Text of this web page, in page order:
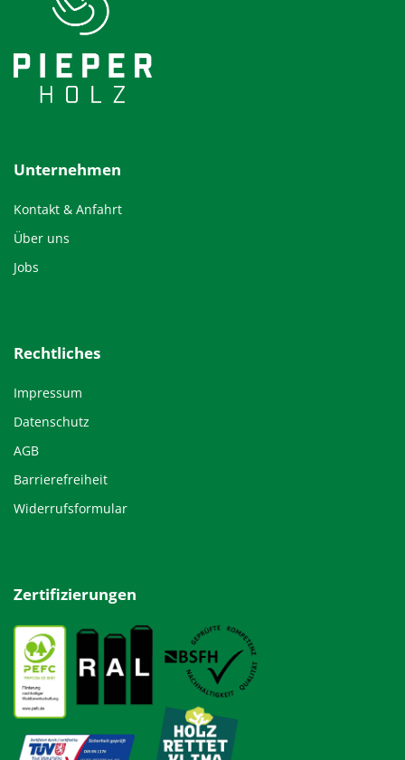
Unternehmen
Kontakt & Anfahrt
Über uns
Jobs
Rechtliches
Impressum
Datenschutz
AGB
Barrierefreiheit
Widerrufsformular
Zertifizierungen